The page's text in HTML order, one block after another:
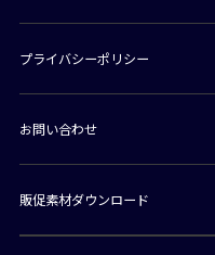
プライバシーポリシー
お問い合わせ
販促素材ダウンロード